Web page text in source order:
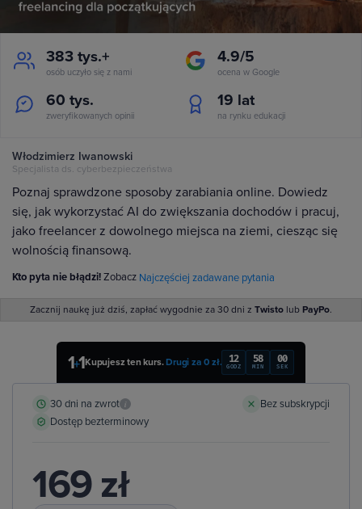
383 tys.+
osób uczyło się z nami
4.9/5
ocena w Google
60 tys.
zweryfikowanych opinii
19 lat
na rynku edukacji
Włodzimierz Iwanowski
Specjalista ds. cyberbezpieczeństwa
Poznaj sprawdzone sposoby zarabiania online. Dowiedz
się, jak wykorzystać AI do zwiększania dochodów i pracuj,
jako freelancer z dowolnego miejsca na ziemi, ciesząc się
wolnością finansową.
Kto pyta nie błądzi!Zobacz Najczęściej zadawane pytania
Zacznij naukę już dziś, zapłać wygodnie za 30 dni z Twisto lub PayPo.
1+1Kupujesz ten kurs.Drugi za 0 zł. 12
GODZ
57
MIN
59
SEK
30 dni na zwrot i
Bez subskrypcji
Dostęp bezterminowy
169 zł